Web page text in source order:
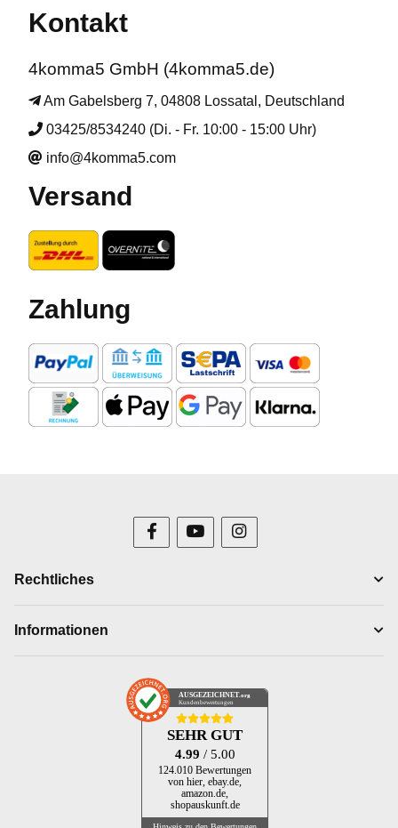
Kontakt
4komma5 GmbH (4komma5.de)
Am Gabelsberg 7, 04808 Lossatal, Deutschland
03425/8534240 (Di. - Fr. 10:00 - 15:00 Uhr)
info@4komma5.com
Versand
Zahlung
Rechtliches
Informationen
AUSGEZEICHNET .org
Kundenbewertungen
SEHR GUT
4.99 / 5.00
124.010 Bewertungen
von hier, ebay.de,
amazon.de,
shopauskunft.de